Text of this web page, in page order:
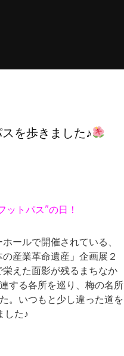
を歩きました♪
ットパス”の日！
ールで開催されている、
の産業革命遺産」企画展２
えた面影が残るまちなか
する各所を巡り、梅の名所
。いつもと少し違った道を
した♪